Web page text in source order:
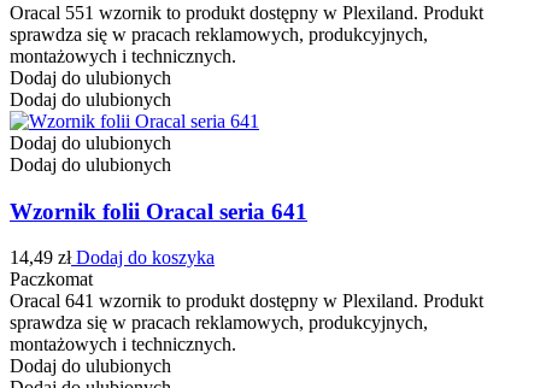
Oracal 551 wzornik to produkt dostępny w Plexiland. Produkt
sprawdza się w pracach reklamowych, produkcyjnych,
montażowych i technicznych.
Dodaj do ulubionych
Dodaj do ulubionych
Dodaj do ulubionych
Dodaj do ulubionych
Wzornik folii Oracal seria 641
14,49 złDodaj do koszyka
Paczkomat
Oracal 641 wzornik to produkt dostępny w Plexiland. Produkt
sprawdza się w pracach reklamowych, produkcyjnych,
montażowych i technicznych.
Dodaj do ulubionych